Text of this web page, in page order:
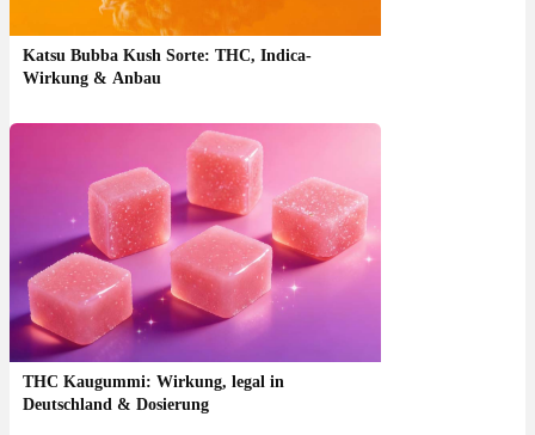
Katsu Bubba Kush Sorte: THC, Indica-
Wirkung & Anbau
THC Kaugummi: Wirkung, legal in
Deutschland & Dosierung